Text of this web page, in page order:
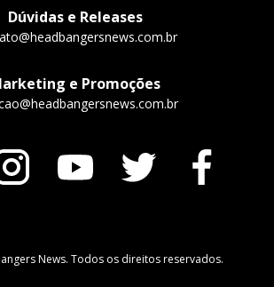
Dúvidas e Releases
e Promoções
News. Todos os direitos reservados.